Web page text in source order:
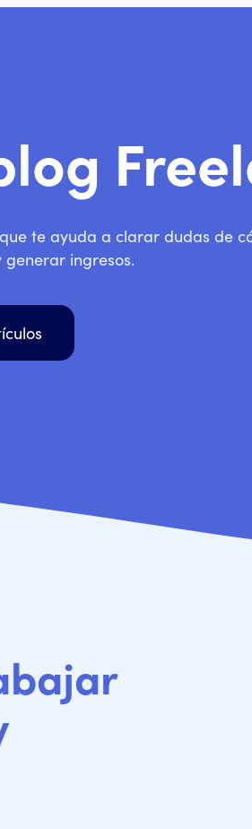
te ayuda a clarar dudas de
generar ingresos.